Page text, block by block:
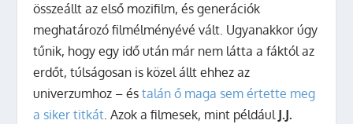
összeállt az első mozifilm, és generációk
meghatározó filmélményévé vált. Ugyanakkor úgy
tűnik, hogy egy idő után már nem látta a fáktól az
erdőt, túlságosan is közel állt ehhez az
univerzumhoz – éstalán ő maga sem értette meg
a siker titkát. Azok a filmesek, mint például J.J.